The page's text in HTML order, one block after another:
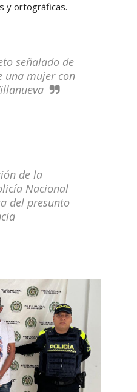
y ortográficas.
señalado de
una mujer con
de la
Nacional
del presunto